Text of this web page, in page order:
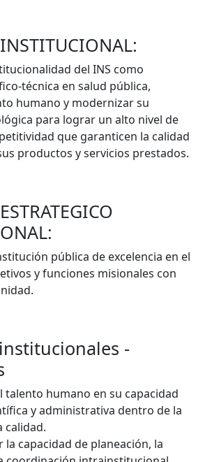
del INS como
técnica en salud pública,
humano y modernizar su
para lograr un alto nivel de
que garanticen la calidad
productos y servicios prestados.
pública de excelencia en el
y funciones misionales con
-
talento humano en su capacidad
y administrativa dentro de la
calidad.
capacidad de planeación, la